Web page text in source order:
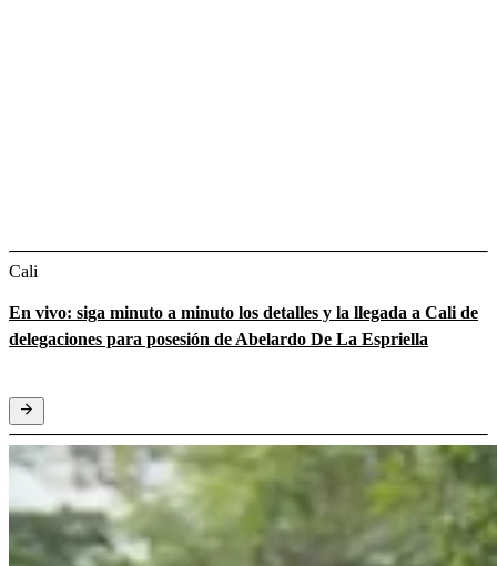
Cali
En vivo: siga minuto a minuto los detalles y la llegada a Cali de
delegaciones para posesión de Abelardo De La Espriella